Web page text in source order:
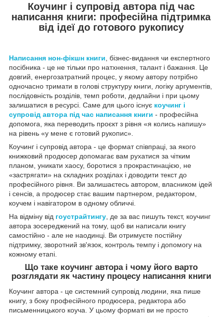
Коучинг і супровід автора під час
написання книги: професійна підтримка
від ідеї до готового рукопису
Написання нон-фікшн книги, бізнес-видання чи експертного
посібника - це не тільки про натхнення, талант і бажання. Це
довгий, енергозатратний процес, у якому автору потрібно
одночасно тримати в голові структуру книги, логіку аргументів,
послідовність розділів, темп роботи, дедлайни і при цьому
залишатися в ресурсі. Саме для цього існує коучинг і
супровід автора під час написання книги - професійна
допомога, яка переводить проєкт з рівня «я колись напишу»
на рівень «у мене є готовий рукопис».
Коучинг і супровід автора - це формат співпраці, за якого
книжковий продюсер допомагає вам рухатися за чітким
планом, уникати хаосу, боротися з прокрастинацією, не
«застрягати» на складних розділах і доводити текст до
професійного рівня. Ви залишаєтесь автором, власником ідей
і сенсів, а продюсер стає вашим партнером, редактором,
коучем і навігатором в одному обличчі.
На відміну від гоустрайтингу, де за вас пишуть текст, коучинг
автора зосереджений на тому, щоб ви написали книгу
самостійно - але не наодинці. Ви отримуєте постійну
підтримку, зворотний зв'язок, контроль темпу і допомогу на
кожному етапі.
Що таке коучинг автора і чому його варто
розглядати як частину процесу написання книги
Коучинг автора - це системний супровід людини, яка пише
книгу, з боку професійного продюсера, редактора або
письменницького коуча. У цьому форматі ви не просто